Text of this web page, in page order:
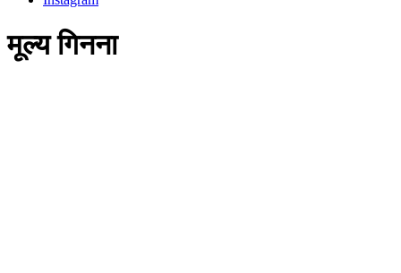
मूल्य गिनना